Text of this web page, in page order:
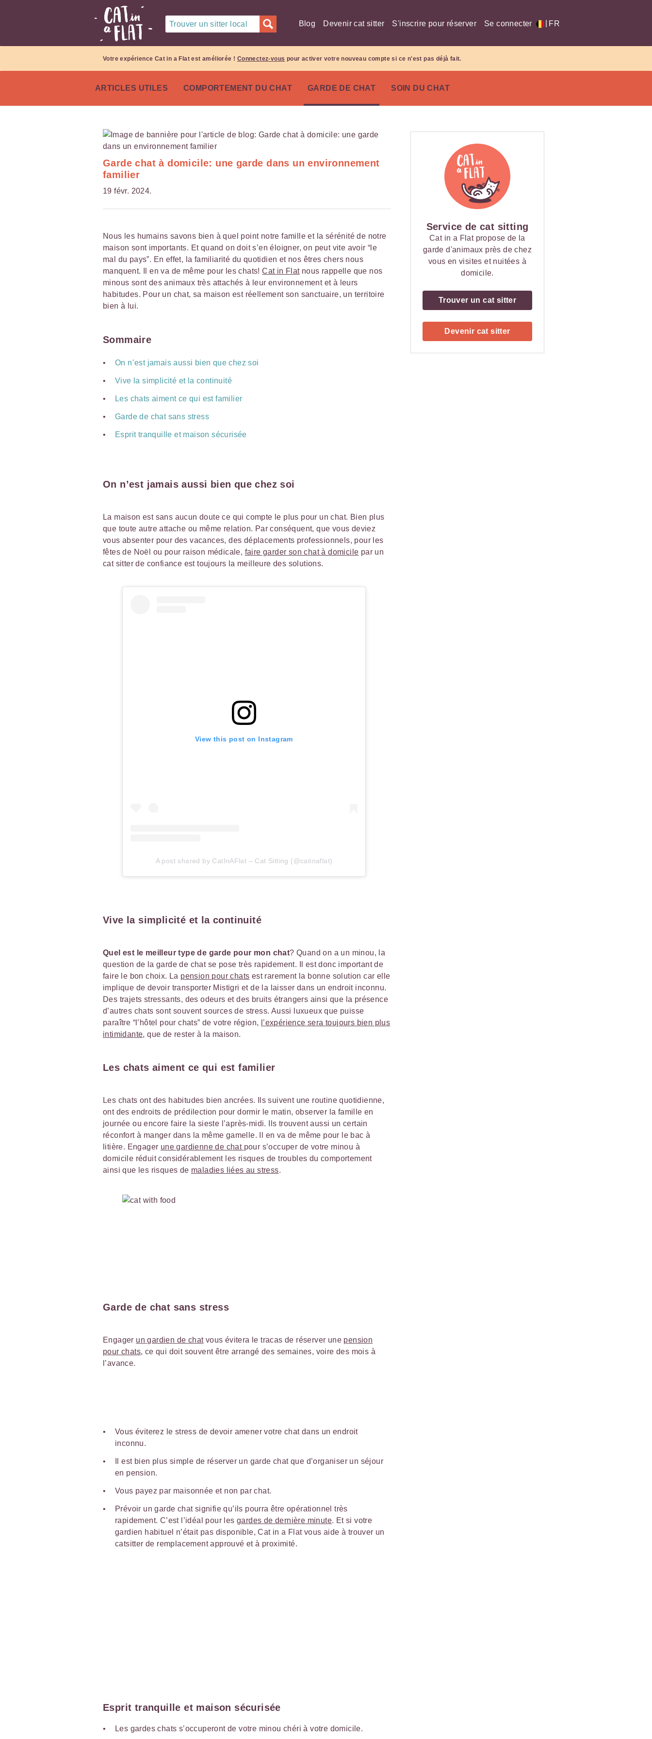
Trouver un sitter local Blog Devenir cat sitter S'inscrire pour réserver Se connecter FR
Votre expérience Cat in a Flat est améliorée ! Connectez-vous pour activer votre nouveau compte si ce n'est pas déjà fait.
ARTICLES UTILES COMPORTEMENT DU CHAT GARDE DE CHAT SOIN DU CHAT
Garde chat à domicile: une garde dans un environnement
familier
19 févr. 2024.
Nous les humains savons bien à quel point notre famille et la sérénité de notre
maison sont importants. Et quand on doit s’en éloigner, on peut vite avoir “le
mal du pays”. En effet, la familiarité du quotidien et nos êtres chers nous
manquent. Il en va de même pour les chats!Cat in Flatnous rappelle que nos
minous sont des animaux très attachés à leur environnement et à leurs
habitudes. Pour un chat, sa maison est réellement son sanctuaire, un territoire
bien à lui.
Sommaire
On n’est jamais aussi bien que chez soi
Vive la simplicité et la continuité
Les chats aiment ce qui est familier
Garde de chat sans stress
Esprit tranquille et maison sécurisée
On n’est jamais aussi bien que chez soi
La maison est sans aucun doute ce qui compte le plus pour un chat. Bien plus
que toute autre attache ou même relation. Par conséquent, que vous deviez
vous absenter pour des vacances, des déplacements professionnels, pour les
fêtes de Noël ou pour raison médicale, faire garder son chat à domicile par un
cat sitter de confiance est toujours la meilleure des solutions.
View this post on Instagram
A post shared by CatInAFlat – Cat Sitting (@catinaflat)
Vive la simplicité et la continuité
Quel est le meilleur type de garde pour mon chat? Quand on a un minou, la
question de la garde de chat se pose très rapidement. Il est donc important de
faire le bon choix. La pension pour chats est rarement la bonne solution car elle
implique de devoir transporter Mistigri et de la laisser dans un endroit inconnu.
Des trajets stressants, des odeurs et des bruits étrangers ainsi que la présence
d’autres chats sont souvent sources de stress. Aussi luxueux que puisse
paraître “l’hôtel pour chats” de votre région,
l’expérience sera toujours bien plus
intimidante, que de rester à la maison.
Les chats aiment ce qui est familier
Les chats ont des habitudes bien ancrées. Ils suivent une routine quotidienne,
ont des endroits de prédilection pour dormir le matin, observer la famille en
journée ou encore faire la sieste l’après-midi. Ils trouvent aussi un certain
réconfort à manger dans la même gamelle. Il en va de même pour le bac à
litière. Engager une gardienne de chat pour s’occuper de votre minou à
domicile réduit considérablement les risques de troubles du comportement
ainsi que les risques de maladies liées au stress.
Garde de chat sans stress
Engager un gardien de chatvous évitera le tracas de réserver une pension
pour chats, ce qui doit souvent être arrangé des semaines, voire des mois à
l’avance.
Vous éviterez le stress de devoir amener votre chat dans un endroit
inconnu.
Il est bien plus simple de réserver un garde chat que d’organiser un séjour
en pension.
Vous payez par maisonnée et non par chat.
Prévoir un garde chat signifie qu’ils pourra être opérationnel très
rapidement. C’est l’idéal pour les gardes de dernière minute. Et si votre
gardien habituel n’était pas disponible, Cat in a Flat vous aide à trouver un
catsitter de remplacement approuvé et à proximité.
Esprit tranquille et maison sécurisée
Les gardes chats s’occuperont de votre minou chéri à votre domicile.
Service de cat sitting
Cat in a Flat propose de la
garde d'animaux près de chez
vous en visites et nuitées à
domicile.
Trouver un cat sitter
Devenir cat sitter